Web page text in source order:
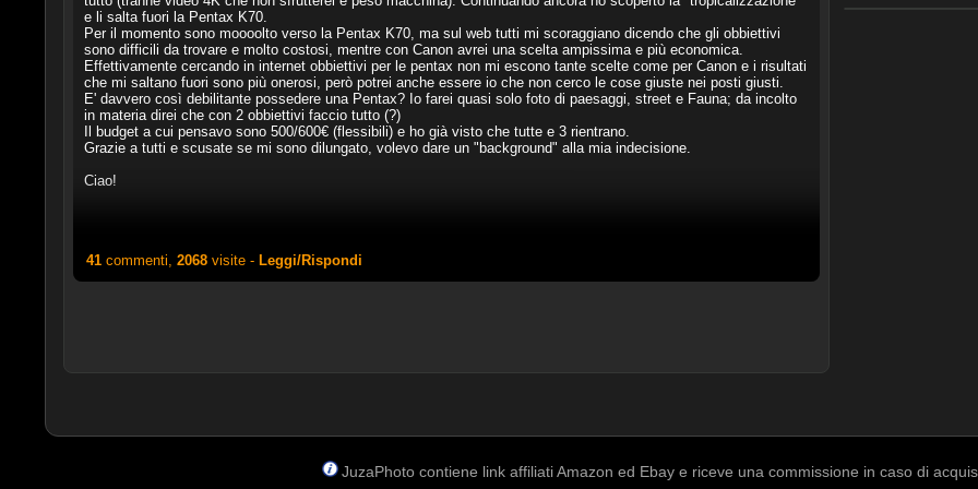
e li salta fuori la Pentax K70.
Per il momento sono moooolto verso la Pentax K70, ma sul web tutti mi scoraggiano dicendo che gli obbiettivi
sono difficili da trovare e molto costosi, mentre con Canon avrei una scelta ampissima e più economica.
Effettivamente cercando in internet obbiettivi per le pentax non mi escono tante scelte come per Canon e i risultati
che mi saltano fuori sono più onerosi, però potrei anche essere io che non cerco le cose giuste nei posti giusti.
E' davvero così debilitante possedere una Pentax? Io farei quasi solo foto di paesaggi, street e Fauna; da incolto
in materia direi che con 2 obbiettivi faccio tutto (?)
Il budget a cui pensavo sono 500/600€ (flessibili) e ho già visto che tutte e 3 rientrano.
Grazie a tutti e scusate se mi sono dilungato, volevo dare un "background" alla mia indecisione.
Ciao!
41commenti, 2068visite - Leggi/Rispondi
JuzaPhoto contiene link affiliati Amazon ed Ebay e riceve una commissione in caso di